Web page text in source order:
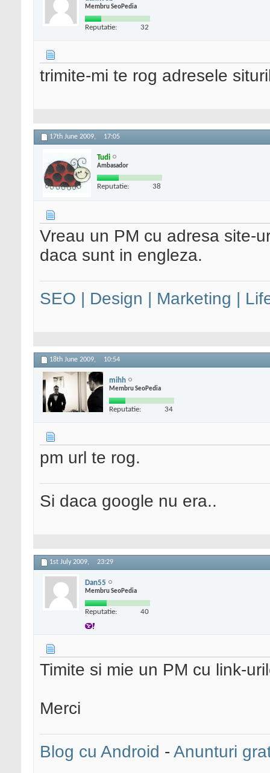
Membru SeoPedia
Reputatie: 32
trimite-mi te rog adresele
17th June 2009, 17:05
Tudi
Ambasador
Reputatie: 38
Vreau un PM cu adresa site-
daca sunt in engleza.
SEO | Design | Marketing |
18th June 2009, 10:54
mihh
Membru SeoPedia
Reputatie: 34
pm url te rog.
Si daca google nu era..
1st July 2009, 23:29
Dan55
Membru SeoPedia
Reputatie: 40
Timite si mie un PM cu link-
Merci
Blog cu Android - Anunturi